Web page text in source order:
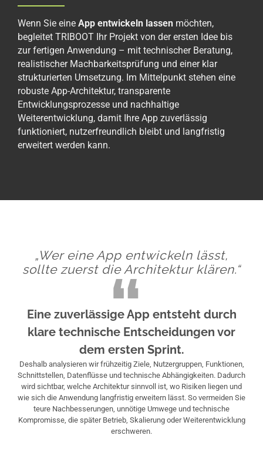
Wenn Sie eine App entwickeln lassen möchten,
begleitet TRIBOOT Ihr Projekt von der ersten Idee bis
zur fertigen Anwendung – mit technischer Beratung,
realistischer Machbarkeitsprüfung und einer klar
strukturierten Umsetzung. Im Mittelpunkt stehen eine
robuste App-Architektur, transparente
Entwicklungsprozesse und nachhaltige
Weiterentwicklung, damit Ihre App zuverlässig
funktioniert, nutzerfreundlich bleibt und langfristig
erweitert werden kann.
„Wer eine App entwickeln lässt,
sollte zuerst die Architektur klären.“
Eine zuverlässige App entsteht durch
klare technische Entscheidungen vor
dem ersten Sprint.
Deshalb analysieren wir frühzeitig Ziele, Nutzergruppen, Funktionen,
Schnittstellen, Datenflüsse und technische Abhängigkeiten. Dadurch
wird sichtbar, welche Architektur sinnvoll ist, wo Risiken liegen und
wie sich die Anwendung langfristig erweitern lässt. So vermeiden Sie
teure Nachbesserungen, unnötige Umwege und technische
Kompromisse, die später Betrieb, Skalierung oder Weiterentwicklung
erschweren.